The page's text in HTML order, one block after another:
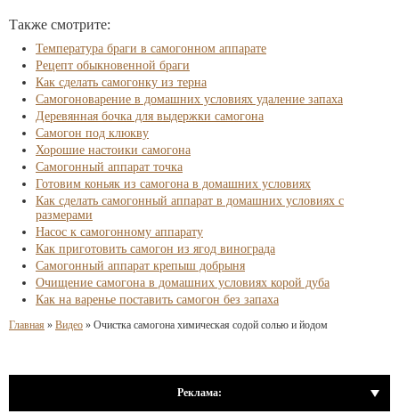
Также смотрите:
Температура браги в самогонном аппарате
Рецепт обыкновенной браги
Как сделать самогонку из терна
Самогоноварение в домашних условиях удаление запаха
Деревянная бочка для выдержки самогона
Самогон под клюкву
Хорошие настоики самогона
Самогонный аппарат точка
Готовим коньяк из самогона в домашних условиях
Как сделать самогонный аппарат в домашних условиях с
размерами
Насос к самогонному аппарату
Как приготовить самогон из ягод винограда
Самогонный аппарат крепыш добрыня
Очищение самогона в домашних условиях корой дуба
Как на варенье поставить самогон без запаха
Главная » Видео » Очистка самогона химическая содой солью и йодом
Реклама: